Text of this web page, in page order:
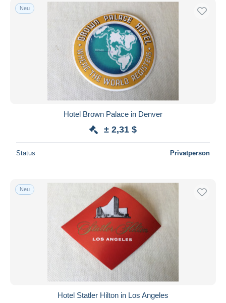
Neu
Hotel Brown Palace in Denver
± 2,31 $
Status Privatperson
Neu
Hotel Statler Hilton in Los Angeles